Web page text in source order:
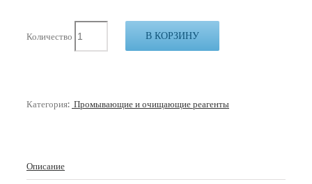
Количество В КОРЗИНУ
Категория: Промывающие и очищающие реагенты
Описание